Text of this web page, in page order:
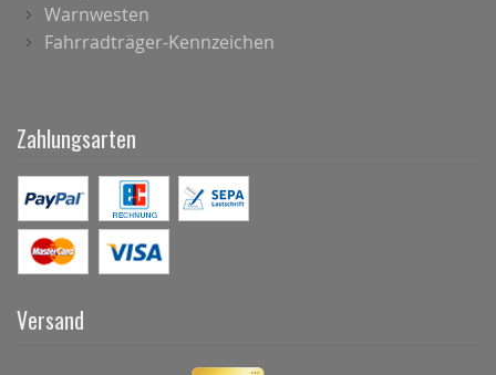
Warnwesten
Fahrradträger-Kennzeichen
Zahlungsarten
Versand